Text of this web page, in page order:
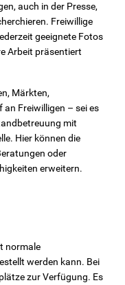
auch in der Presse,
Freiwillige
geeignete Fotos
Arbeit präsentiert
Märkten,
Freiwilligen – sei es
mit
Hier können die
oder
erweitern.
normale
werden kann. Bei
zur Verfügung. Es